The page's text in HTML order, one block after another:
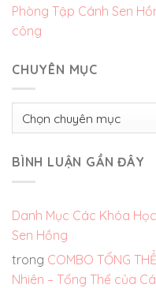
Phòng Tập Cánh Sen
công
CHUYÊN MỤC
BÌNH LUẬN GẦN ĐÂY
Danh Mục Các Khóa
Sen Hồng
trong COMBO TỔNG
Nhiên – Tổng Thể của